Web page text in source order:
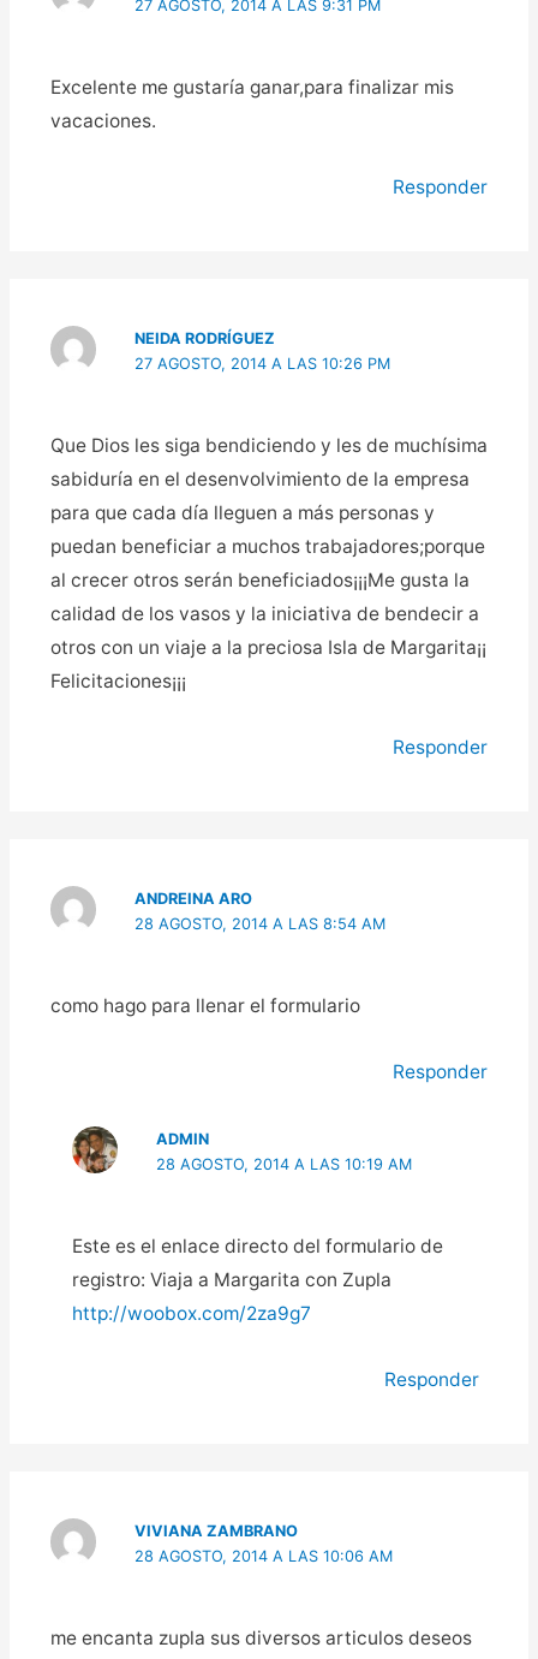
27 AGOSTO, 2014 A LAS 9:31 PM
Excelente me gustaría ganar,para finalizar mis
vacaciones.
Responder
NEIDA RODRÍGUEZ
27 AGOSTO, 2014 A LAS 10:26 PM
Que Dios les siga bendiciendo y les de muchísima
sabiduría en el desenvolvimiento de la empresa
para que cada día lleguen a más personas y
puedan beneficiar a muchos trabajadores;porque
al crecer otros serán beneficiados¡¡¡Me gusta la
calidad de los vasos y la iniciativa de bendecir a
otros con un viaje a la preciosa Isla de Margarita¡¡
Felicitaciones¡¡¡
Responder
ANDREINA ARO
28 AGOSTO, 2014 A LAS 8:54 AM
como hago para llenar el formulario
Responder
ADMIN
28 AGOSTO, 2014 A LAS 10:19 AM
Este es el enlace directo del formulario de
registro: Viaja a Margarita con Zupla
http://woobox.com/2za9g7
Responder
VIVIANA ZAMBRANO
28 AGOSTO, 2014 A LAS 10:06 AM
me encanta zupla sus diversos articulos deseos